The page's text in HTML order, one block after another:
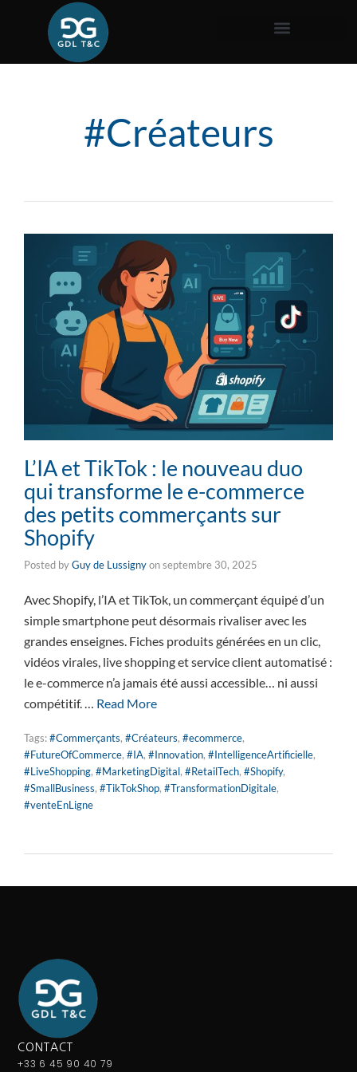
#Créateurs
L’IA et TikTok : le nouveau duo
qui transforme le e-commerce
des petits commerçants sur
Shopify
Posted byGuy de Lussignyonseptembre 30, 2025
Avec Shopify, l’IA et TikTok, un commerçant équipé d’un
simple smartphone peut désormais rivaliser avec les
grandes enseignes. Fiches produits générées en un clic,
vidéos virales, live shopping et service client automatisé :
le e-commerce n’a jamais été aussi accessible… ni aussi
compétitif. … Read More
Tags:#Commerçants, #Créateurs, #ecommerce,
#FutureOfCommerce, #IA, #Innovation, #IntelligenceArtificielle,
#LiveShopping, #MarketingDigital, #RetailTech, #Shopify,
#SmallBusiness, #TikTokShop, #TransformationDigitale,
#venteEnLigne
CONTACT
+33 6 45 90 40 79